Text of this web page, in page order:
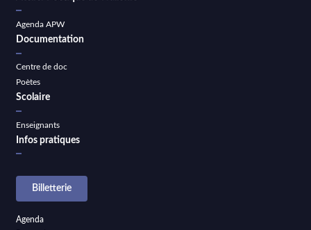
Agenda APW
Documentation
Centre de doc
Poètes
Scolaire
Enseignants
Infos pratiques
Billetterie
Agenda